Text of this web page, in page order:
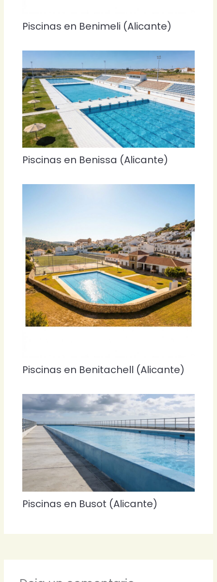
Piscinas en Benimeli (Alicante)
Piscinas en Benissa (Alicante)
Piscinas en Benitachell (Alicante)
Piscinas en Busot (Alicante)